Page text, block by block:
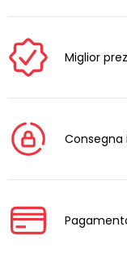
Miglior
Consegna